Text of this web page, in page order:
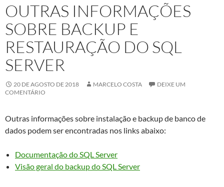
OUTRAS INFORMAÇÕES
SOBRE BACKUP E
RESTAURAÇÃO DO SQL
SERVER
20 DE AGOSTO DE 2018 MARCELO COSTA
DEIXE UM
COMENTÁRIO
Outras informações sobre instalação e backup de banco de
dados podem ser encontradas nos links abaixo:
Documentação do SQL Server
Visão geral do backup do SQL Server